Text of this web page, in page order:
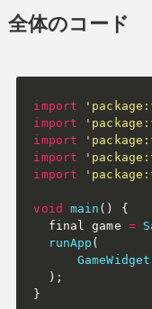
全体のコード
import
import
import
import
import
void main ( )
{
  final game
=
runApp (
GameWidget
) ;
}